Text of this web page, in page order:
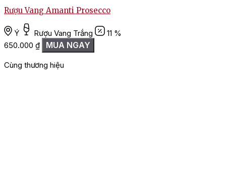
Rượu Vang Amanti Prosecco
Ý Rượu Vang Trắng
11 %
650.000 ₫ MUA NGAY
Cùng thương hiệu